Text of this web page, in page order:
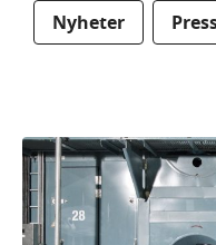
Nyheter